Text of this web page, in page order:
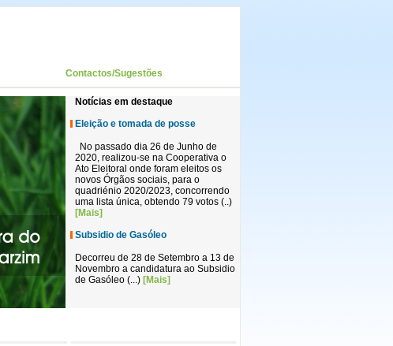
Contactos/Sugestões
Notícias em destaque
Eleição e tomada de posse
No passado dia 26 de Junho de
2020, realizou-se na Cooperativa o
Ato Eleitoral onde foram eleitos os
novos Órgãos sociais, para o
quadriénio 2020/2023, concorrendo
uma lista única, obtendo 79 votos (..)
[Mais]
Subsidio de Gasóleo
Decorreu de 28 de Setembro a 13 de
Novembro a candidatura ao Subsidio
de Gasóleo (...) [Mais]